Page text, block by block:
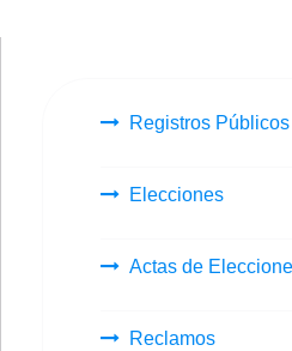
Registros
Elecciones
Actas de
Reclamos